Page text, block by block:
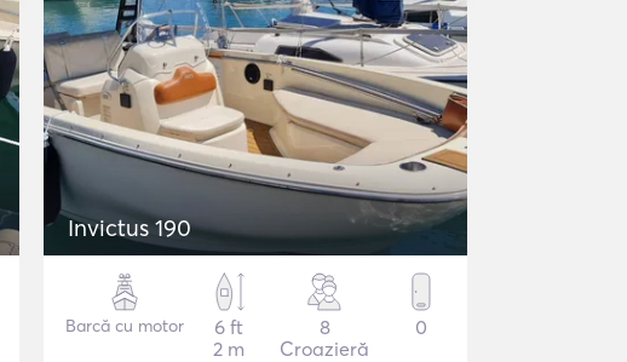
Invictus 190
Barcă cu motor
6 ft
2 m
8
Croazieră
0